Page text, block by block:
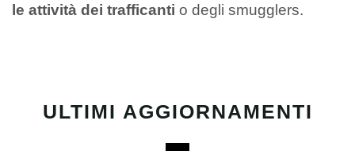
le attività dei trafficanti o degli smugglers.
ULTIMI AGGIORNAMENTI